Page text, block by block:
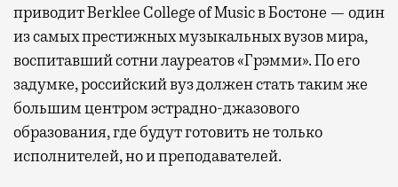
приводит Berklee College of Music в Бостоне — один
из самых престижных музыкальных вузов мира,
воспитавший сотни лауреатов «Грэмми». По его
задумке, российский вуз должен стать таким же
большим центром эстрадно-джазового
образования, где будут готовить не только
исполнителей, но и преподавателей.